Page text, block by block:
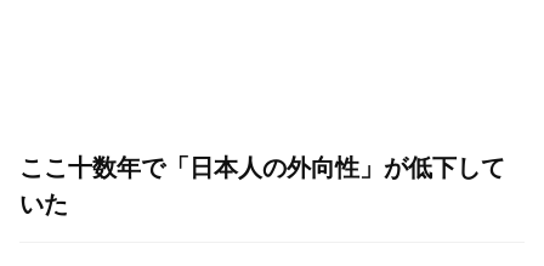
ここ十数年で「日本人の外向性」が低下して
いた